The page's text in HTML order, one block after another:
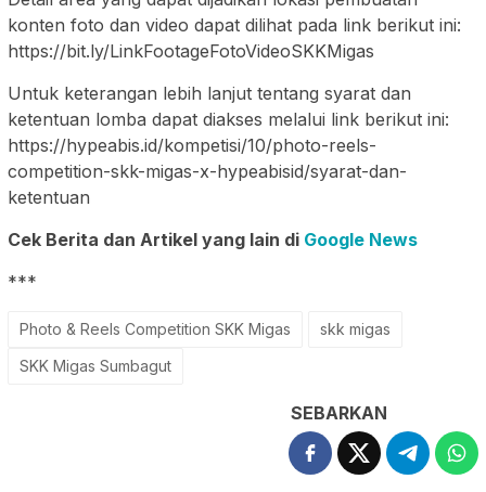
konten foto dan video dapat dilihat pada link berikut ini:
https://bit.ly/LinkFootageFotoVideoSKKMigas
Untuk keterangan lebih lanjut tentang syarat dan
ketentuan lomba dapat diakses melalui link berikut ini:
https://hypeabis.id/kompetisi/10/photo-reels-
competition-skk-migas-x-hypeabisid/syarat-dan-
ketentuan
Cek Berita dan Artikel yang lain di Google News
***
Photo & Reels Competition SKK Migas
skk migas
SKK Migas Sumbagut
SEBARKAN